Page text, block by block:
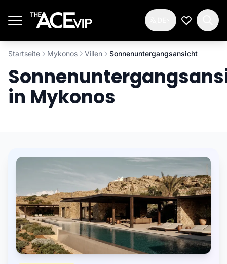
Meine
Startseite Mykonos Villen Sonnenuntergangsansicht
in Mykonos